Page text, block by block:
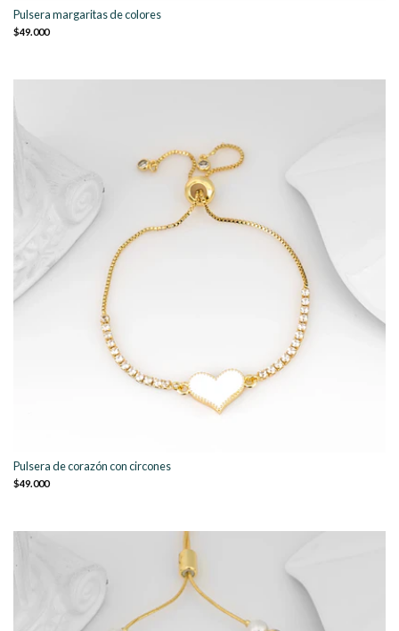
Pulsera margaritas de colores
$49.000
Pulsera de corazón con circones
$49.000